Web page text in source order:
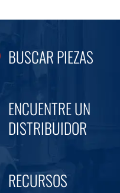
BUSCAR PIEZAS
ENCUENTRE UN
DISTRIBUIDOR
RECURSOS